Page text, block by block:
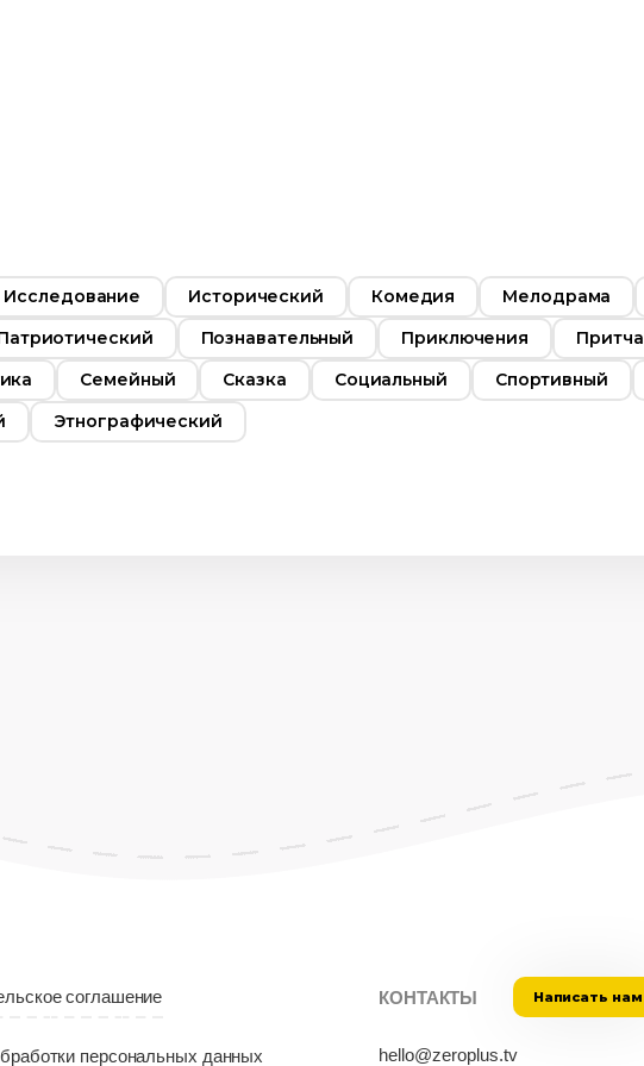
Исследование Исторический Комедия Мелодрама
Познавательный Приключения
Притча
Семейный Сказка Социальный Спортивный
Этнографический
соглашение
персональных данных
КОНТАКТЫ Написать нам
hello@zeroplus.tv